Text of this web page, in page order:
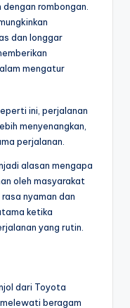
rombongan.
dan longgar
mengatur
ini, perjalanan
menyenangkan,
perjalanan.
alasan mengapa
oleh masyarakat
nyaman dan
ketika
yang rutin.
dari Toyota
beragam